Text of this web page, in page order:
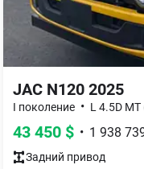
JAC N120 2025
I поколение • L 4.5D
43 450 $ • 1 938
Задний привод